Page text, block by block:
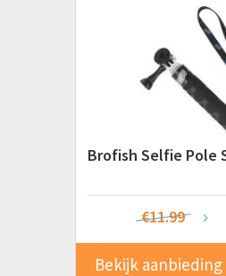
Brofish Selfie Pole
€11.99
Bekijk aanbieding